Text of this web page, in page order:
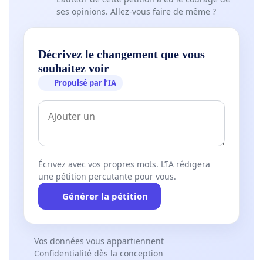
ses opinions. Allez-vous faire de même ?
Décrivez le changement que vous
souhaitez voir
Propulsé par l’IA
Écrivez avec vos propres mots. L’IA rédigera
une pétition percutante pour vous.
Générer la pétition
Vos données vous appartiennent
Confidentialité dès la conception